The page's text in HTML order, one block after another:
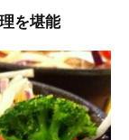
を堪能